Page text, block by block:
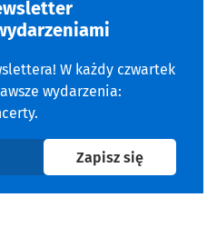
W każdy czwartek
wydarzenia:
Zapisz sięna